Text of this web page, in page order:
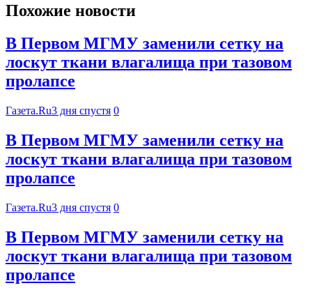
Похожие новости
В Первом МГМУ заменили сетку на
лоскут ткани влагалища при тазовом
пролапсе
Газета.Ru3 дня спустя 0
В Первом МГМУ заменили сетку на
лоскут ткани влагалища при тазовом
пролапсе
Газета.Ru3 дня спустя 0
В Первом МГМУ заменили сетку на
лоскут ткани влагалища при тазовом
пролапсе